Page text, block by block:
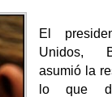
El
Unidos,
asumió la
lo que